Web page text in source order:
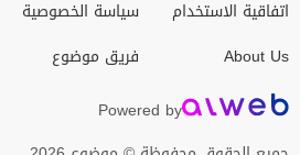
اتفاقية الاستخدام
About Us
سياسة الخصوصية
فريق موضوع
Powered by